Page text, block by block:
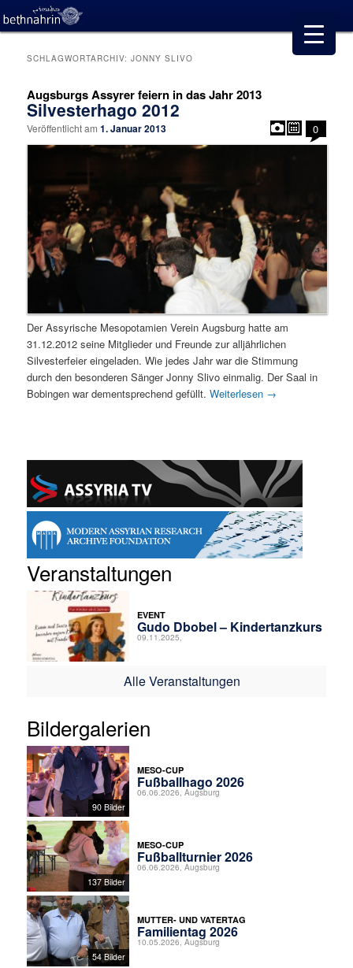
SCHLAGWORTARCHIV:JONNY SLIVO
Augsburgs Assyrer feiern in das Jahr 2013
Silvesterhago 2012
Veröffentlicht am1. Januar 2013 0
Der Assyrische Mesopotamien Verein Augsburg hatte am
31.12.2012 seine Mitglieder und Freunde zur alljährlichen
Silvesterfeier eingeladen. Wie jedes Jahr war die Stimmung
durch den besonderen Sänger Jonny Slivo einmalig. Der Saal in
Bobingen war dementsprechend gefüllt.Weiterlesen →
Veranstaltungen
EVENT
Gudo Dbobel – Kindertanzkurs
09.11.2025,
Alle Veranstaltungen
Bildergalerien
90 Bilder
MESO-CUP
Fußballhago 2026
06.06.2026, Augsburg
137 Bilder
MESO-CUP
Fußballturnier 2026
06.06.2026, Augsburg
54 Bilder
MUTTER- UND VATERTAG
Familientag 2026
10.05.2026, Augsburg